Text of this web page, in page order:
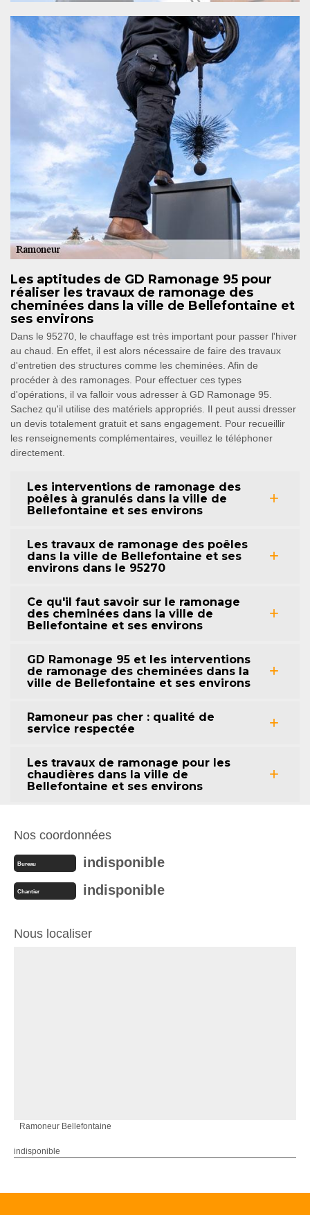
Les aptitudes de GD Ramonage 95 pour
réaliser les travaux de ramonage des
cheminées dans la ville de Bellefontaine et
ses environs
Dans le 95270, le chauffage est très important pour passer l'hiver
au chaud. En effet, il est alors nécessaire de faire des travaux
d'entretien des structures comme les cheminées. Afin de
procéder à des ramonages. Pour effectuer ces types
d'opérations, il va falloir vous adresser à GD Ramonage 95.
Sachez qu'il utilise des matériels appropriés. Il peut aussi dresser
un devis totalement gratuit et sans engagement. Pour recueillir
les renseignements complémentaires, veuillez le téléphoner
directement.
Les interventions de ramonage des
poêles à granulés dans la ville de
Bellefontaine et ses environs
Les travaux de ramonage des poêles
dans la ville de Bellefontaine et ses
environs dans le 95270
Ce qu'il faut savoir sur le ramonage
des cheminées dans la ville de
Bellefontaine et ses environs
GD Ramonage 95 et les interventions
de ramonage des cheminées dans la
ville de Bellefontaine et ses environs
Ramoneur pas cher : qualité de
service respectée
Les travaux de ramonage pour les
chaudières dans la ville de
Bellefontaine et ses environs
Nos coordonnées
Bureau indisponible
Chantier indisponible
Nous localiser
Ramoneur Bellefontaine
indisponible